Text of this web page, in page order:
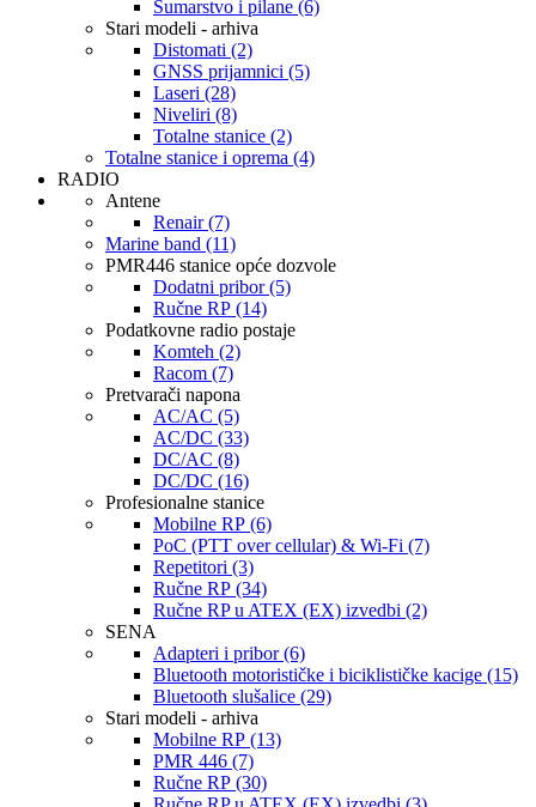
Šumarstvo i pilane (6)
Stari modeli - arhiva
Distomati (2)
GNSS prijamnici (5)
Laseri (28)
Niveliri (8)
Totalne stanice (2)
Totalne stanice i oprema (4)
RADIO
Antene
Renair (7)
Marine band (11)
PMR446 stanice opće dozvole
Dodatni pribor (5)
Ručne RP (14)
Podatkovne radio postaje
Komteh (2)
Racom (7)
Pretvarači napona
AC/AC (5)
AC/DC (33)
DC/AC (8)
DC/DC (16)
Profesionalne stanice
Mobilne RP (6)
PoC (PTT over cellular) & Wi-Fi (7)
Repetitori (3)
Ručne RP (34)
Ručne RP u ATEX (EX) izvedbi (2)
SENA
Adapteri i pribor (6)
Bluetooth motorističke i biciklističke kacige (15)
Bluetooth slušalice (29)
Stari modeli - arhiva
Mobilne RP (13)
PMR 446 (7)
Ručne RP (30)